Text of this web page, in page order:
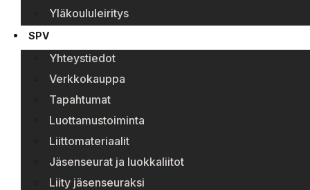
Yläkoululeiritys
SPV
Yhteystiedot
Verkkokauppa
Tapahtumat
Luottamustoiminta
Liittomateriaalit
Jäsenseurat ja luokkaliitot
Liity jäsenseuraksi